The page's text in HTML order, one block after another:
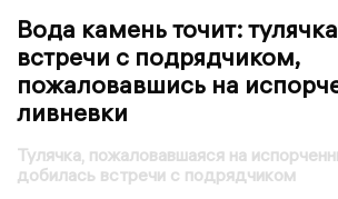
Вода камень точит:
встречи с подрядчиком,
пожаловавшись на
ливневки
Тулячка, пожаловавшаяся на
добилась встречи с подрядчиком